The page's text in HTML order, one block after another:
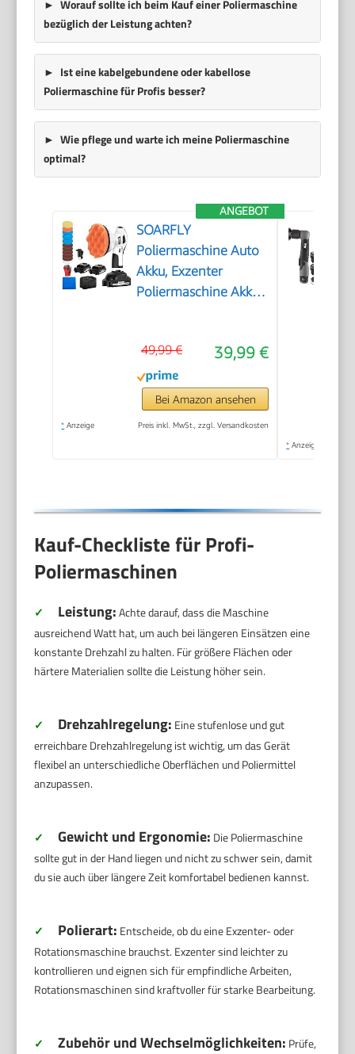
Worauf sollte ich beim Kauf einer Poliermaschine
bezüglich der Leistung achten?
Ist eine kabelgebundene oder kabellose
Poliermaschine für Profis besser?
Wie pflege und warte ich meine Poliermaschine
optimal?
ANGEBOT
SOARFLY
Poliermaschine Auto
Akku, Exzenter
Poliermaschine Akku
Geschwindigkeiten,
3200–6600 U/min,
für die Autodetailing,
Scheinwerfer
Aufbereitung
39,99 €
49,99 €
Bei Amazon ansehen
* Anzeige Preis inkl. MwSt., zzgl. Versandkosten
* Anzeige
Kauf-Checkliste für Profi-
Poliermaschinen
✓ Leistung:Achte darauf, dass die Maschine
ausreichend Watt hat, um auch bei längeren Einsätzen eine
konstante Drehzahl zu halten. Für größere Flächen oder
härtere Materialien sollte die Leistung höher sein.
✓ Drehzahlregelung: Eine stufenlose und gut
erreichbare Drehzahlregelung ist wichtig, um das Gerät
flexibel an unterschiedliche Oberflächen und Poliermittel
anzupassen.
✓ Gewicht und Ergonomie: Die Poliermaschine
sollte gut in der Hand liegen und nicht zu schwer sein, damit
du sie auch über längere Zeit komfortabel bedienen kannst.
✓ Polierart: Entscheide, ob du eine Exzenter- oder
Rotationsmaschine brauchst. Exzenter sind leichter zu
kontrollieren und eignen sich für empfindliche Arbeiten,
Rotationsmaschinen sind kraftvoller für starke Bearbeitung.
✓ Zubehör und Wechselmöglichkeiten: Prüfe,